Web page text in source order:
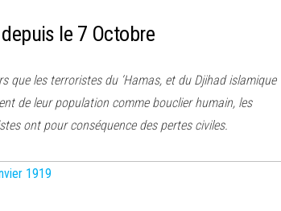
le 7 Octobre
que les terroristes du ‘Hamas, et du Djihad islamique
de leur population comme bouclier humain, les
ont pour conséquence des pertes civiles.